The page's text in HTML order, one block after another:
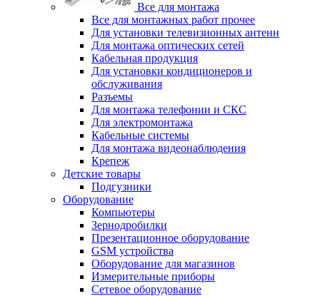
Все для монтажа
Все для монтажных работ прочее
Для установки телевизионных антенн
Для монтажа оптических сетей
Кабельная продукция
Для установки кондиционеров и
обслуживания
Разъемы
Для монтажа телефонии и СКС
Для электромонтажа
Кабельные системы
Для монтажа видеонаблюдения
Крепеж
Детские товары
Подгузники
Оборудование
Компьютеры
Зернодробилки
Презентационное оборудование
GSM устройства
Оборудование для магазинов
Измерительные приборы
Сетевое оборудование